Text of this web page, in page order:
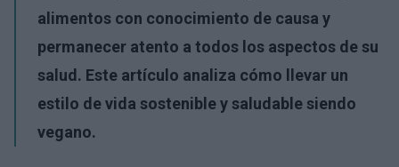
alimentos con conocimiento de causa y
permanecer atento a todos los aspectos de su
salud. Este artículo analiza cómo llevar un
estilo de vida sostenible y saludable siendo
vegano.